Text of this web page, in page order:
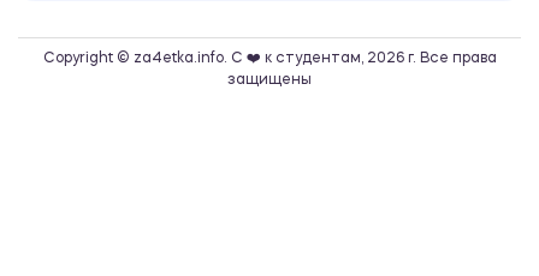
Copyright © za4etka.info. С ❤️ к студентам, 2026 г. Все права
защищены